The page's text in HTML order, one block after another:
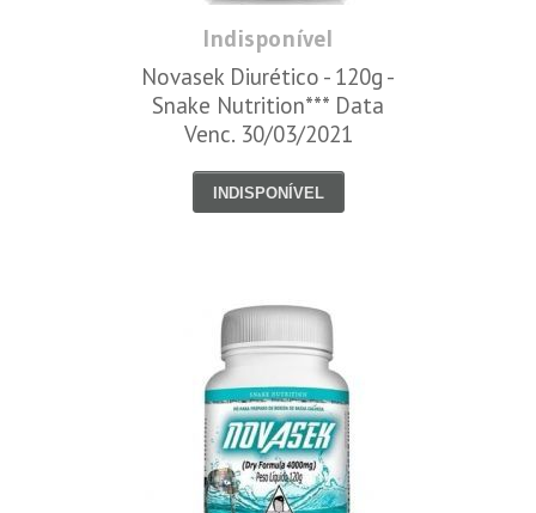
Indisponível
Novasek Diurético - 120g -
Snake Nutrition*** Data
Venc. 30/03/2021
INDISPONÍVEL